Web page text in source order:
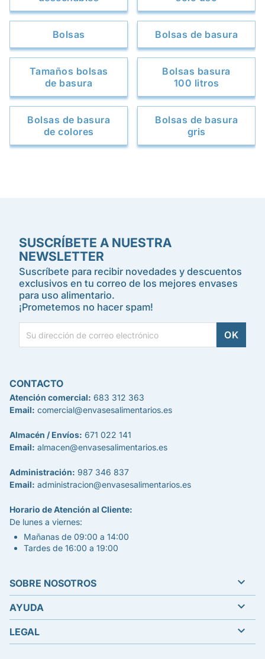
Bolsas Bolsas de basura
Tamaños bolsas
de basura
Bolsas basura
100 litros
Bolsas de basura
de colores
Bolsas de basura
gris
SUSCRÍBETE A NUESTRA
NEWSLETTER
Suscríbete para recibir novedades y descuentos
exclusivos en tu correo de los mejores envases
para uso alimentario.
¡Prometemos no hacer spam!
CONTACTO
Atención comercial: 683 312 363
Email: comercial@envasesalimentarios.es
Almacén / Envíos: 671 022 141
Email: almacen@envasesalimentarios.es
Administración: 987 346 837
Email: administracion@envasesalimentarios.es
Horario de Atención al Cliente:
De lunes a viernes:
Mañanas de 09:00 a 14:00
Tardes de 16:00 a 19:00
SOBRE NOSOTROS 
AYUDA 
LEGAL 